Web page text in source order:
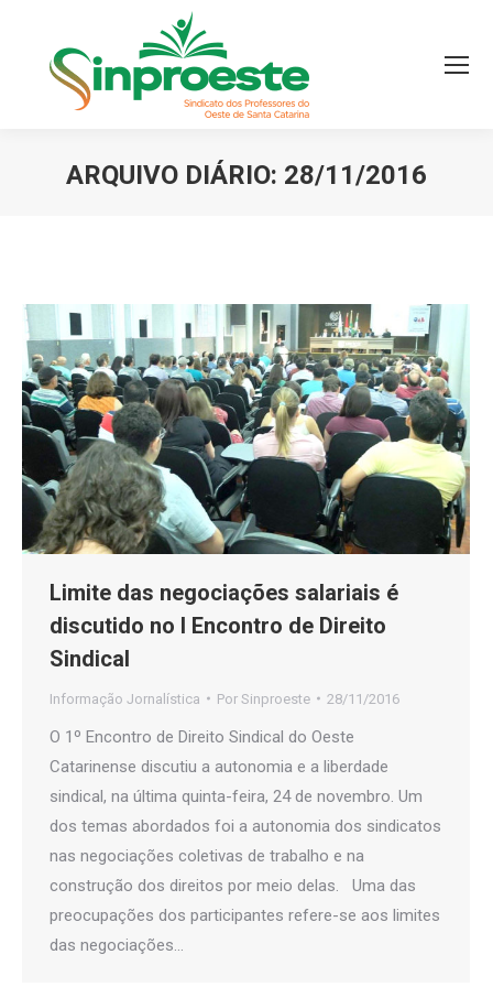
ARQUIVO DIÁRIO: 28/11/2016
Limite das negociações salariais é
discutido no I Encontro de Direito
Sindical
Informação Jornalística Por Sinproeste 28/11/2016
O 1º Encontro de Direito Sindical do Oeste
Catarinense discutiu a autonomia e a liberdade
sindical, na última quinta-feira, 24 de novembro. Um
dos temas abordados foi a autonomia dos sindicatos
nas negociações coletivas de trabalho e na
construção dos direitos por meio delas. Uma das
preocupações dos participantes refere-se aos limites
das negociações…